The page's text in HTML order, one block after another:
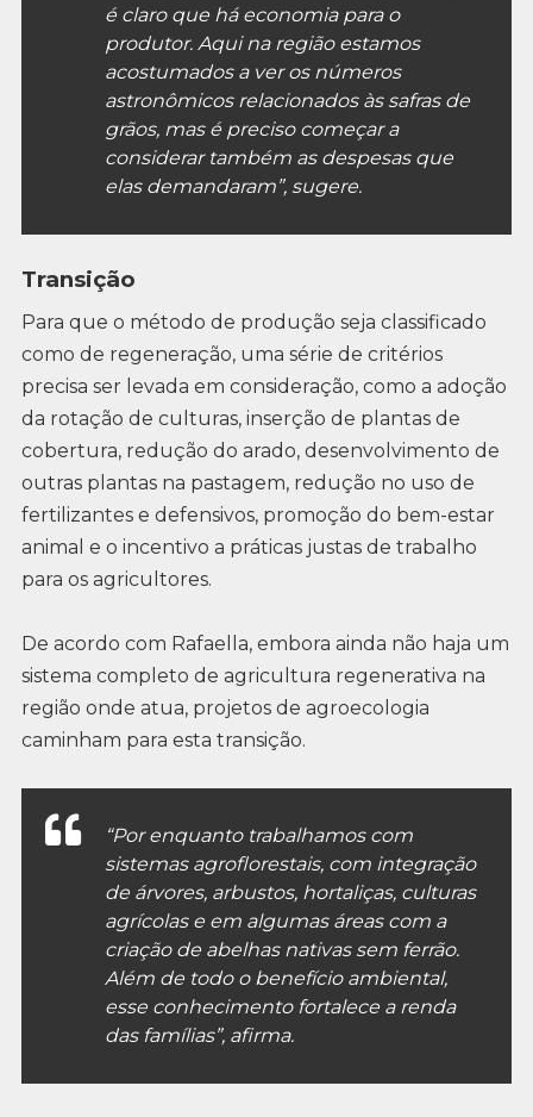
é claro que há economia para o
produtor. Aqui na região estamos
acostumados a ver os números
astronômicos relacionados às safras de
grãos, mas é preciso começar a
considerar também as despesas que
elas demandaram”, sugere.
Transição
Para que o método de produção seja classificado
como de regeneração, uma série de critérios
precisa ser levada em consideração, como a adoção
da rotação de culturas, inserção de plantas de
cobertura, redução do arado, desenvolvimento de
outras plantas na pastagem, redução no uso de
fertilizantes e defensivos, promoção do bem-estar
animal e o incentivo a práticas justas de trabalho
para os agricultores.
De acordo com Rafaella, embora ainda não haja um
sistema completo de agricultura regenerativa na
região onde atua, projetos de agroecologia
caminham para esta transição.
“Por enquanto trabalhamos com
sistemas agroflorestais, com integração
de árvores, arbustos, hortaliças, culturas
agrícolas e em algumas áreas com a
criação de abelhas nativas sem ferrão.
Além de todo o benefício ambiental,
esse conhecimento fortalece a renda
das famílias”, afirma.